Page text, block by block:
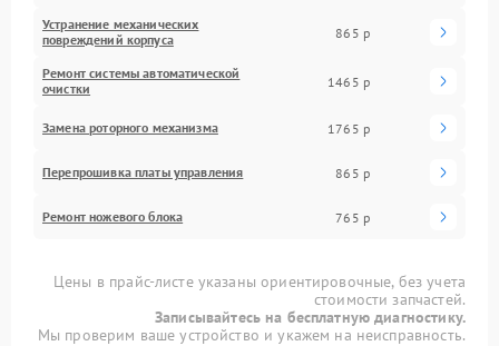
Устранение механических
повреждений корпуса
865 р
Ремонт системы автоматической
очистки
1465 р
Замена роторного механизма 1765 р
Перепрошивка платы управления 865 р
Ремонт ножевого блока 765 р
Цены в прайс-листе указаны ориентировочные, без учета
стоимости запчастей.
Записывайтесь на бесплатную диагностику.
Мы проверим ваше устройство и укажем на неисправность.